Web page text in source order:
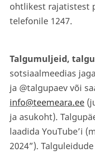
ohtlikest rajatistest
telefonile 1247.
Talgumuljeid,
sotsiaalmeedias
ja @talgupaev või
info@teemeara.ee
ja asukoht).
laadida YouTube’i
2024”).